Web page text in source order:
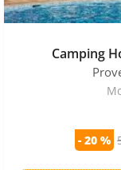
Camping
- 20 %